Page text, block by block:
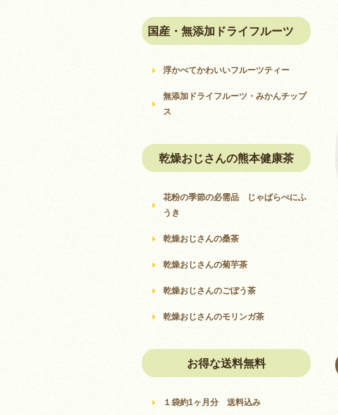
国産・無添加ドライフルーツ
浮かべてかわいいフルーツティー
無添加ドライフルーツ・みかんチップ
ス
乾燥おじさんの熊本健康茶
花粉の季節の必需品 じゃばらべにふ
うき
乾燥おじさんの桑茶
乾燥おじさんの菊芋茶
乾燥おじさんのごぼう茶
乾燥おじさんのモリンガ茶
お得な送料無料
１袋約1ヶ月分 送料込み